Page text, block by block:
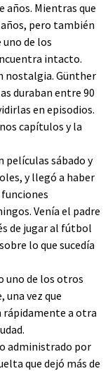
Mientras que
pero también
de los
intacto.
nostalgia. Günther
duraban entre 90
en episodios.
capítulos y la
películas sábado y
y llegó a haber
Venía el padre
de jugar al fútbol
lo que sucedía
uno de los otros
una vez que
a otra
administrado por
que dejó más de